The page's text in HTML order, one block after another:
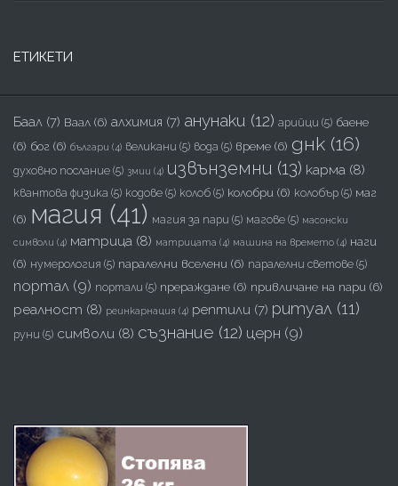
ЕТИКЕТИ
Баал (7) Ваал (6) алхимия (7) анунаки (12) арийци (5) баене
(6) бог (6) българи (4) великани (5) вода (5) време (6) днк (16)
духовно послание (5) змии (4) извънземни (13) карма (8)
квантова физика (5) кодове (5) колоб (5) колобри (6) колобър (5) маг
(6) магия (41) магия за пари (5) магове (5) масонски
символи (4) матрица (8) матрицата (4) машина на времето (4) наги
(6) нумерология (5) паралелни вселени (6) паралелни светове (5)
портал (9) портали (5) прераждане (6) привличане на пари (6)
реалност (8) реинкарнация (4) рептили (7) ритуал (11)
руни (5) символи (8) съзнание (12) церн (9)